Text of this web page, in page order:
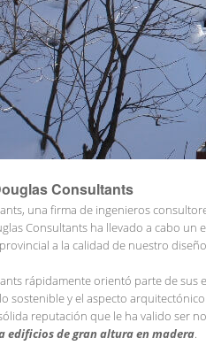
Consultants
una firma de ingenieros
Consultants ha llevado a cabo
a la calidad de nuestro
rápidamente orientó parte de sus
sostenible y el aspecto
reputación que le ha valido ser
edificios de gran altura en madera.